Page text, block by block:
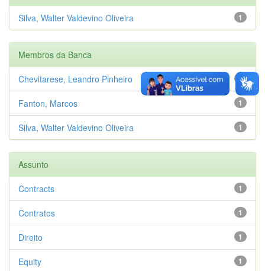
1
Silva, Walter Valdevino Oliveira
Membros da Banca
1
Chevitarese, Leandro Pinheiro
1
Fanton, Marcos
1
Silva, Walter Valdevino Oliveira
Assunto
1
Contracts
1
Contratos
1
Direito
1
Equity